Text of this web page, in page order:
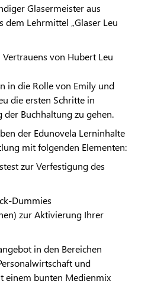
Glasermeister aus
dem Lehrmittel „Glaser Leu
von Hubert Leu
in die Rolle von Emily und
die ersten Schritte in
Buchhaltung zu gehen.
der Edunovela Lerninhalte
mit folgenden Elementen:
zur Verfestigung des
Dummies
zur Aktivierung Ihrer
in den Bereichen
und
einem bunten Medienmix